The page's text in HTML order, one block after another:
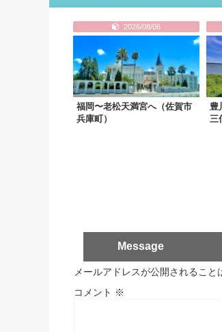
2026/08/06
福岡〜老松天満宮へ（佐賀市
兵庫町）
豊
三
Message
メールアドレスが公開されること
コメント ※